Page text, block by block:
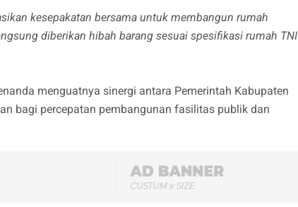
kesepakatan bersama untuk membangun rumah
diberikan hibah barang sesuai spesifikasi rumah TNI
menguatnya sinergi antara Pemerintah Kabupaten
bagi percepatan pembangunan fasilitas publik dan